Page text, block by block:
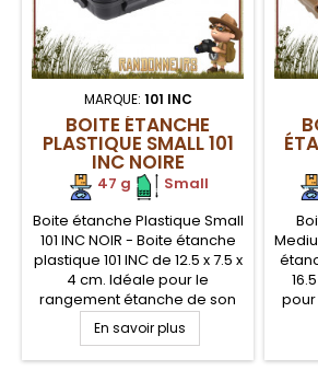
MARQUE: 101 INC
BOITE ÉTANCHE
PLASTIQUE SMALL 101
INC NOIRE
47 g
Small
Boite étanche Plastique Small
101 INC NOIR - Boite étanche
plastique 101 INC de 12.5 x 7.5 x
4 cm. Idéale pour le
rangement étanche de son
petit matériel, et kit de survie
de votre propre composition.
Comporte deux plaquettes
En savoir plus
pour
de